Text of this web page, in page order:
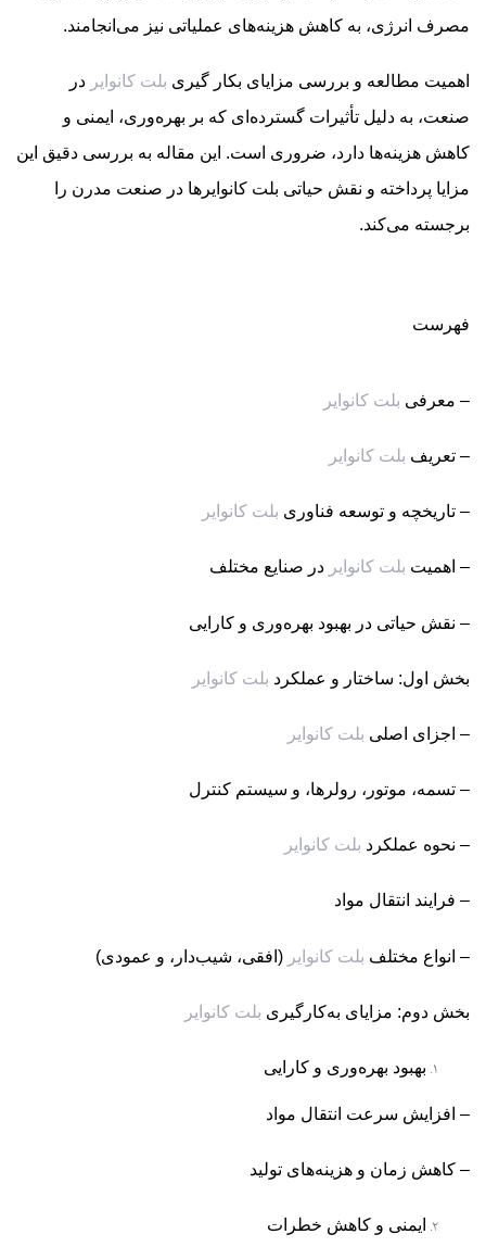
مصرف انرژی، به کاهش هزینه‌های عملیاتی نیز می‌انجامند.
اهمیت مطالعه و بررسی مزایای بکار گیری بلت کانوایر در
صنعت، به دلیل تأثیرات گسترده‌ای که بر بهره‌وری، ایمنی و
کاهش هزینه‌ها دارد، ضروری است. این مقاله به بررسی دقیق این
مزایا پرداخته و نقش حیاتی بلت کانوایرها در صنعت مدرن را
برجسته می‌کند.
فهرست
– معرفی بلت کانوایر
– تعریف بلت کانوایر
– تاریخچه و توسعه فناوری بلت کانوایر
– اهمیت بلت کانوایر در صنایع مختلف
– نقش حیاتی در بهبود بهره‌وری و کارایی
بخش اول: ساختار و عملکرد بلت کانوایر
– اجزای اصلی بلت کانوایر
– تسمه، موتور، رولرها، و سیستم کنترل
– نحوه عملکرد بلت کانوایر
– فرایند انتقال مواد
– انواع مختلف بلت کانوایر (افقی، شیب‌دار، و عمودی)
بخش دوم: مزایای به‌کارگیری بلت کانوایر
بهبود بهره‌وری و کارایی
– افزایش سرعت انتقال مواد
– کاهش زمان و هزینه‌های تولید
ایمنی و کاهش خطرات